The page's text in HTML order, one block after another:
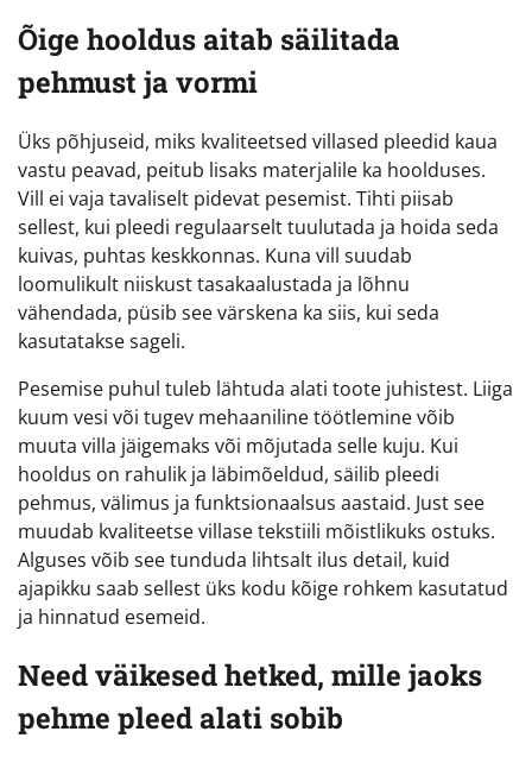
Õige hooldus aitab säilitada
pehmust ja vormi
Üks põhjuseid, miks kvaliteetsed villased pleedid kaua
vastu peavad, peitub lisaks materjalile ka hoolduses.
Vill ei vaja tavaliselt pidevat pesemist. Tihti piisab
sellest, kui pleedi regulaarselt tuulutada ja hoida seda
kuivas, puhtas keskkonnas. Kuna vill suudab
loomulikult niiskust tasakaalustada ja lõhnu
vähendada, püsib see värskena ka siis, kui seda
kasutatakse sageli.
Pesemise puhul tuleb lähtuda alati toote juhistest. Liiga
kuum vesi või tugev mehaaniline töötlemine võib
muuta villa jäigemaks või mõjutada selle kuju. Kui
hooldus on rahulik ja läbimõeldud, säilib pleedi
pehmus, välimus ja funktsionaalsus aastaid. Just see
muudab kvaliteetse villase tekstiili mõistlikuks ostuks.
Alguses võib see tunduda lihtsalt ilus detail, kuid
ajapikku saab sellest üks kodu kõige rohkem kasutatud
ja hinnatud esemeid.
Need väikesed hetked, mille jaoks
pehme pleed alati sobib